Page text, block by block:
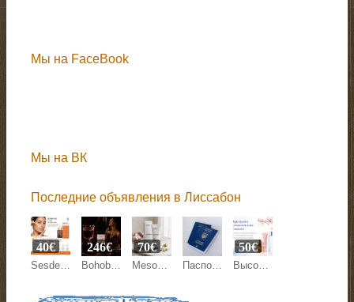
Мы на FaceBook
Мы на ВК
Последние объявления в Лиссабон
Sesderma C-Vit Liposomal Serum 30 ml
40€
Bohoboco Wet Cherry Liquor Eau de Parfum
246€
Mesoestetic Bodyshock Celluxpert 200 ml
70€
Паспорт Украины, ID-карта Высококачественная европейская и азиатская косметика от Beyston
50€